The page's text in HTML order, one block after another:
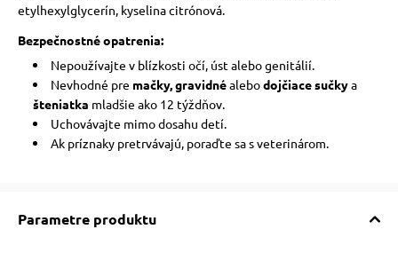
etylhexylglycerín, kyselina citrónová.
Bezpečnostné opatrenia:
Nepoužívajte v blízkosti očí, úst alebo genitálií.
Nevhodné pre mačky, gravidnéalebodojčiace sučkya
šteniatka mladšie ako 12 týždňov.
Uchovávajte mimo dosahu detí.
Ak príznaky pretrvávajú, poraďte sa s veterinárom.
Parametre produktu